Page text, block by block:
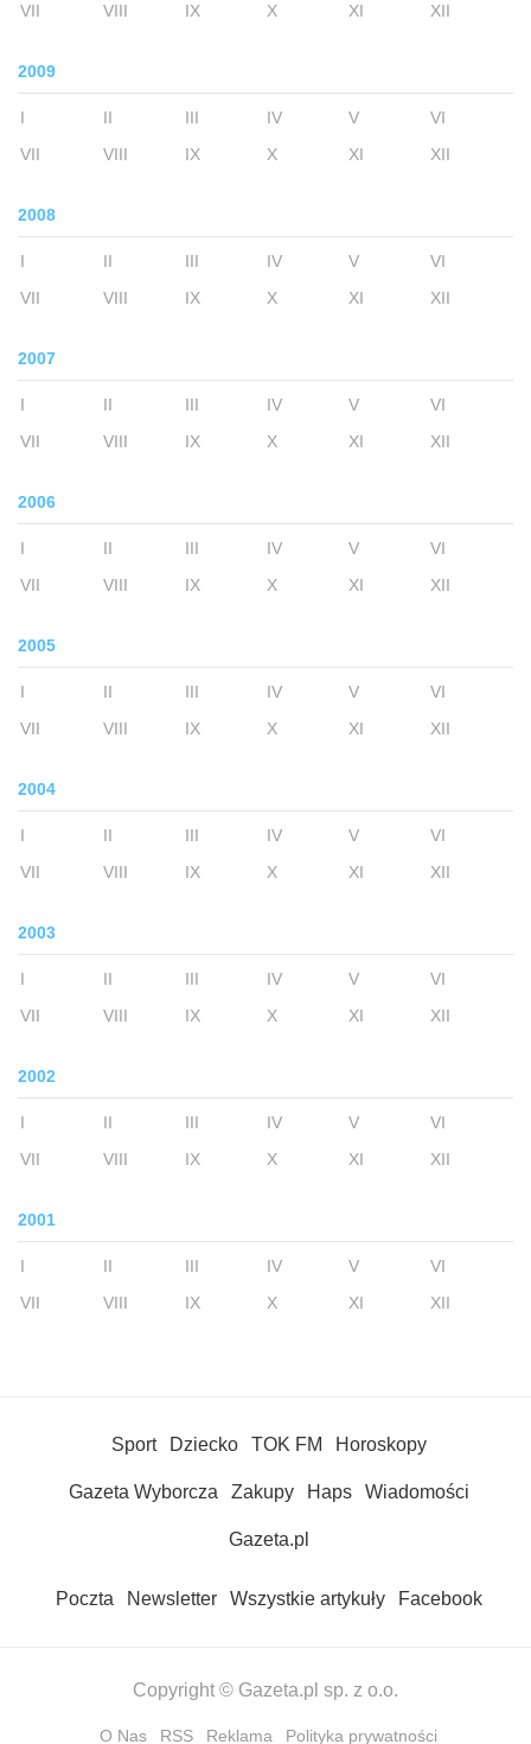
VII
VIII IX X XI XII
2009
I II III IV V
VI
VII
VIII IX X XI XII
2008
I II III IV V
VI
VII
VIII IX X XI XII
2007
I II III IV V
VI
VII
VIII IX X XI XII
2006
I II III IV V
VI
VII
VIII IX X XI XII
2005
I II III IV V
VI
VII
VIII IX X XI XII
2004
I II III IV V
VI
VII
VIII IX X XI XII
2003
I II III IV V
VI
VII
VIII IX X XI XII
2002
I II III IV V
VI
VII
VIII IX X XI XII
2001
I II III IV V
VI
VII
VIII IX X XI XII
Sport Dziecko TOK FM Horoskopy
Gazeta Wyborcza Zakupy Haps Wiadomości
Gazeta.pl
Poczta Newsletter Wszystkie artykuły Facebook
Copyright © Gazeta.pl sp. z o.o.
O Nas RSS Reklama Polityka prywatności